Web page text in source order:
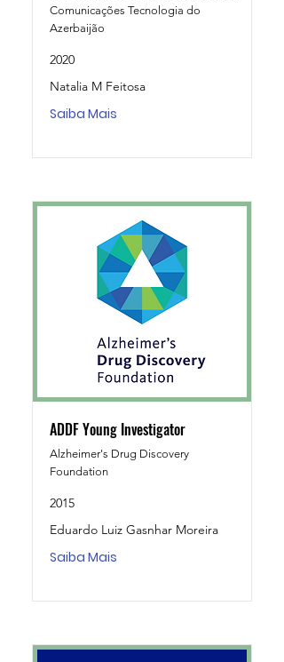
Comunicações Tecnologia do
Azerbaijão
2020
Natalia M Feitosa
Saiba Mais
ADDF Young Investigator
Alzheimer's Drug Discovery
Foundation
2015
Eduardo Luiz Gasnhar Moreira
Saiba Mais